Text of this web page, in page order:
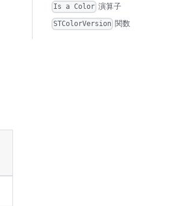
Is a Color 演算子
STColorVersion 関数